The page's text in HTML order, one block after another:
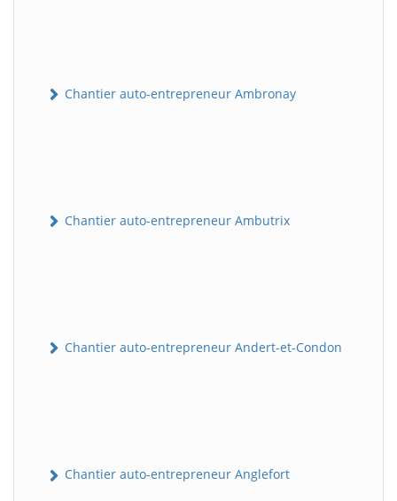
Chantier auto-entrepreneur Ambronay
Chantier auto-entrepreneur Ambutrix
Chantier auto-entrepreneur Andert-et-Condon
Chantier auto-entrepreneur Anglefort